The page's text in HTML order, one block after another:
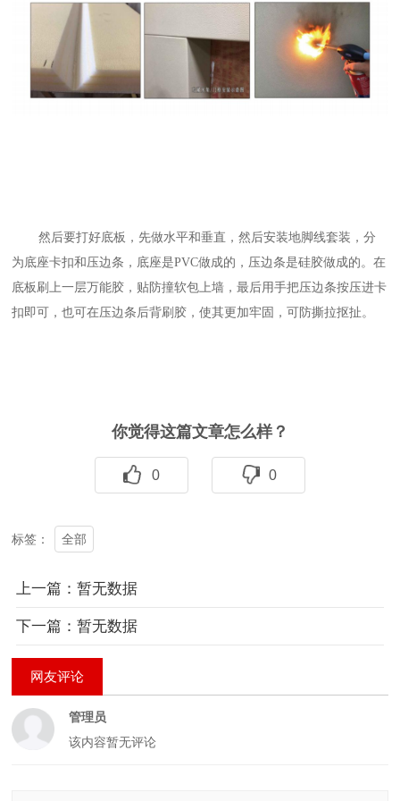
然后要打好底板，先做水平和垂直，然后安装地脚线套装，分
为底座卡扣和压边条，底座是PVC做成的，压边条是硅胶做成的。在
底板刷上一层万能胶，贴防撞软包上墙，最后用手把压边条按压进卡
扣即可，也可在压边条后背刷胶，使其更加牢固，可防撕拉抠扯。
你觉得这篇文章怎么样？
0 0
标签： 全部
上一篇：暂无数据
下一篇：暂无数据
网友评论
管理员
该内容暂无评论